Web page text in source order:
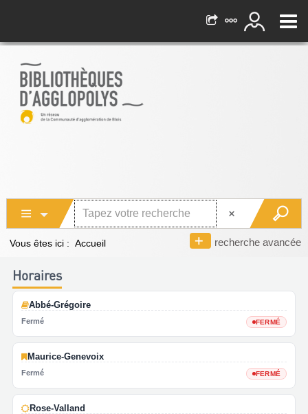
recherche avancée
Vous êtes ici : Accueil
Horaires
Abbé-Grégoire
Fermé FERMÉ
Maurice-Genevoix
Fermé FERMÉ
Rose-Valland